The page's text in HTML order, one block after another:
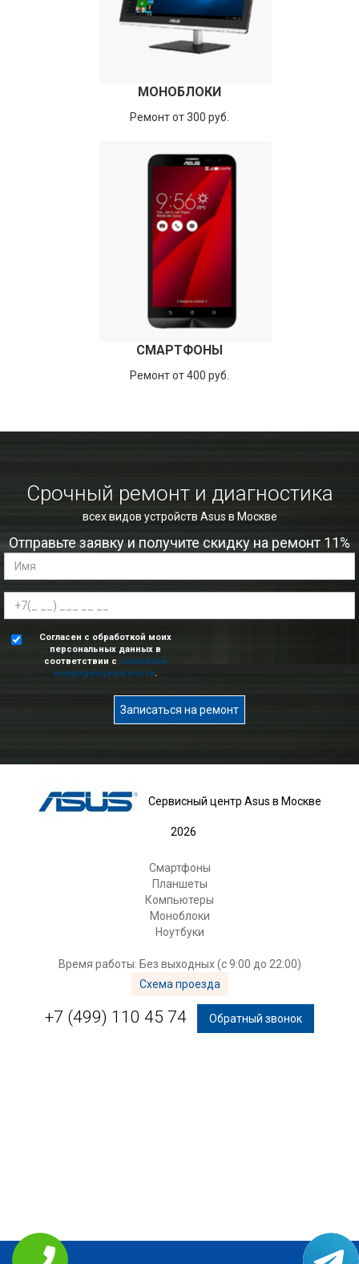
МОНОБЛОКИ
Ремонт от 300 руб.
СМАРТФОНЫ
Ремонт от 400 руб.
Срочный ремонт и диагностика
всех видов устройств Asus в Москве
Отправьте заявку и получите скидку на ремонт 11%
Согласен с обработкой моих
персональных данных в
соответствии с политикой
конфиденциальности.
Записаться на ремонт
Сервисный центр Asus в Москве
2026
Смартфоны
Планшеты
Компьютеры
Моноблоки
Ноутбуки
Время работы: Без выходных (с 9:00 до 22:00)
Схема проезда
+7 (499) 110 45 74 Обратный звонок